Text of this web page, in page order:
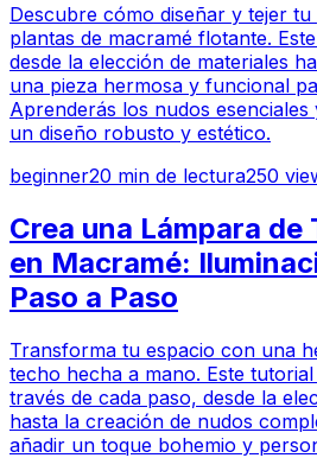
Descubre cómo diseñar y tejer
plantas de macramé flotante.
desde la elección de materiales
una pieza hermosa y funcional
Aprenderás los nudos
un diseño robusto y estético.
beginner20 min de lectura250
Crea una Lámpara de
en Macramé:
Paso a Paso
Transforma tu espacio con una
techo hecha a mano. Este
través de cada paso, desde la
hasta la creación de nudos
añadir un toque bohemio y